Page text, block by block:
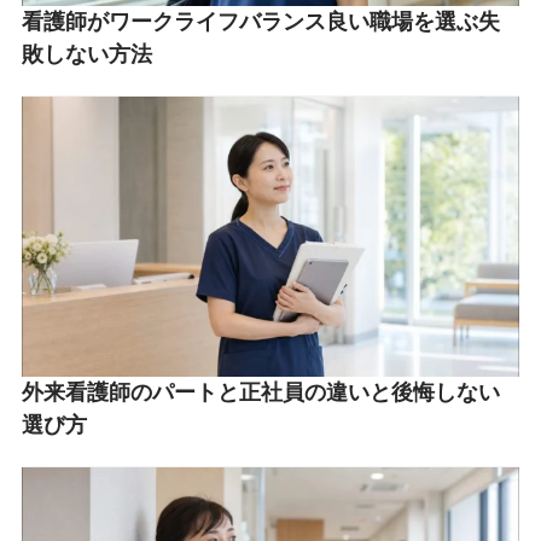
看護師がワークライフバランス良い職場を選ぶ失
敗しない方法
外来看護師のパートと正社員の違いと後悔しない
選び方